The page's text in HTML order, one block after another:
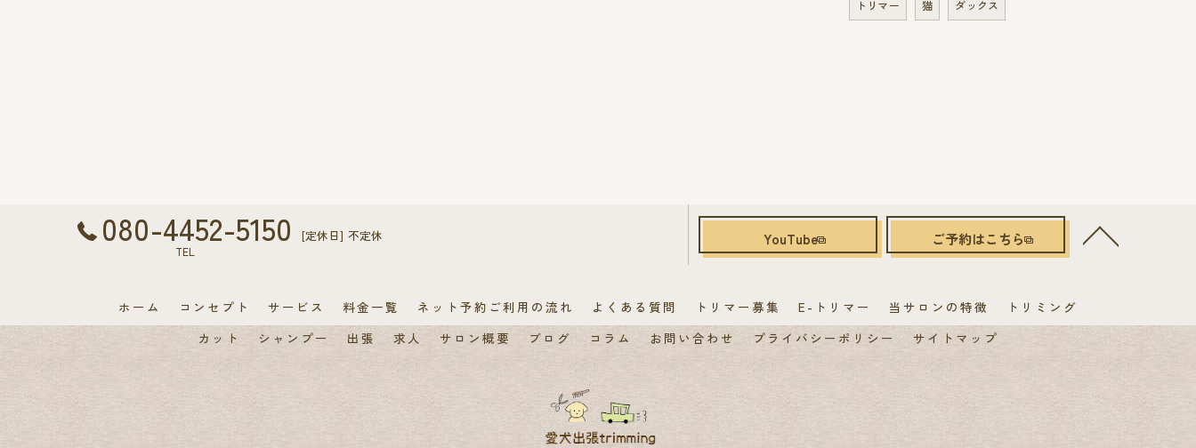
トリマー 猫 ダックス
080-4452-5150
TEL
[定休日] 不定休 YouTube ご予約はこちら
ホーム コンセプト サービス 料金一覧 ネット予約ご利用の流れ よくある質問 トリマー募集 E-トリマー 当サロンの特徴
トリミング
カット
シャンプー 出張 求人 サロン概要 ブログ コラム お問い合わせ プライバシーポリシー サイトマップ